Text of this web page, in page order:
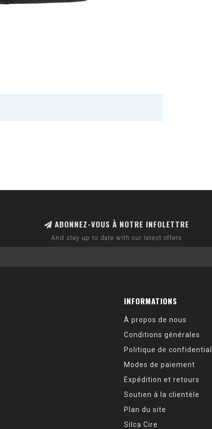
ABONNEZ-VOUS À NOTRE INFOLETTRE
And stay up to date with our latest offers
INFORMATIONS
À propos de nous
Conditions générales
Politique de
Modes de paiement
Expédition et retours
Soutien à la clientèle
Plan du site
Silca Cire